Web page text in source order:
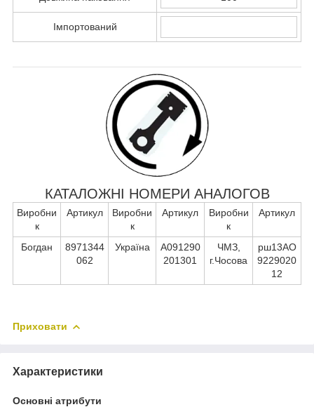
Імпортований
КАТАЛОЖНІ НОМЕРИ АНАЛОГОВ
Виробни
к
Артикул
Виробни
к
Артикул
Виробни
к
Артикул
Богдан
8971344
062
Україна
А091290
201301
ЧМЗ,
г.Чосова
рш13АО
9229020
12
Приховати
Характеристики
Основні атрибути